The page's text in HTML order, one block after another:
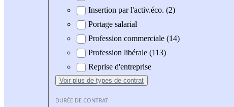
Insertion par l'activ.éco. (2)
Portage salarial
Profession commerciale (14)
Profession libérale (113)
Reprise d'entreprise
Voir plus de types de contrat
DURÉE DE CONTRAT